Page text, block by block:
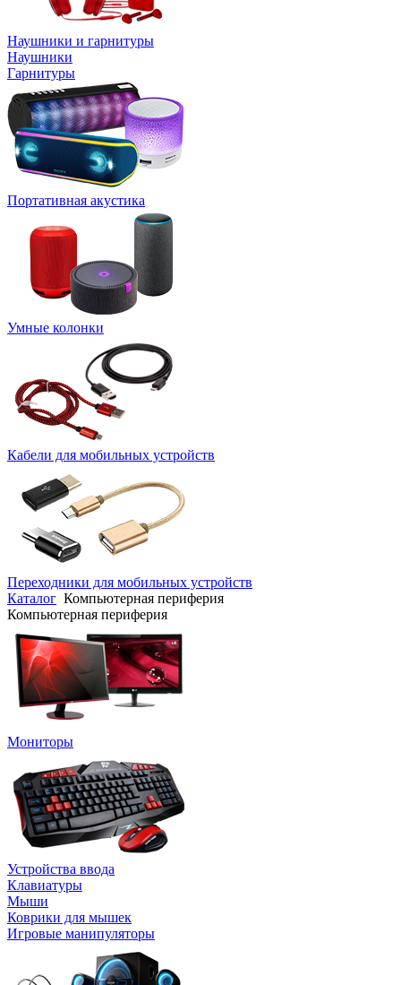
Наушники и гарнитуры
Наушники
Гарнитуры
Портативная акустика
Умные колонки
Кабели для мобильных устройств
Переходники для мобильных устройств
Каталог Компьютерная периферия
Компьютерная периферия
Мониторы
Устройства ввода
Клавиатуры
Мыши
Коврики для мышек
Игровые манипуляторы